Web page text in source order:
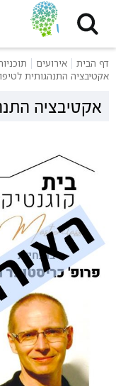
דף הבית אירועים
אקטיבציה התנהגותית
אקטיבציה